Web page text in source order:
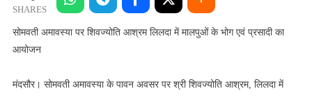
शिवज्योति
आश्रम
के
SHARES
सोमवती अमावस्या पर शिवज्योति आश्रम लिलदा में मालपुओं के भोग एवं प्रसादी का
आयोजन
मंदसौर। सोमवती अमावस्या के पावन अवसर पर श्री शिवज्योति आश्रम, लिलदा में